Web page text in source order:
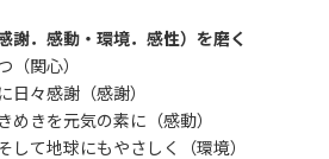
．感動・環境．感性）を磨く
関心）
々感謝（感謝）
きを元気の素に（感動）
て地球にもやさしく（環境）